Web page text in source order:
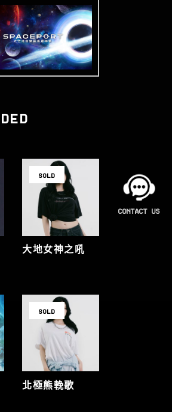
SOLD
大地女神之吼
SOLD
北極熊輓歌